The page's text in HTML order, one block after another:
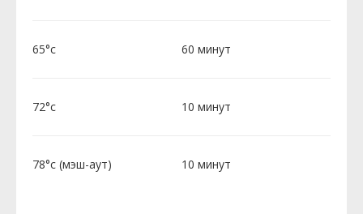
65°c 60 минут
72°c 10 минут
78°c (мэш-аут) 10 минут